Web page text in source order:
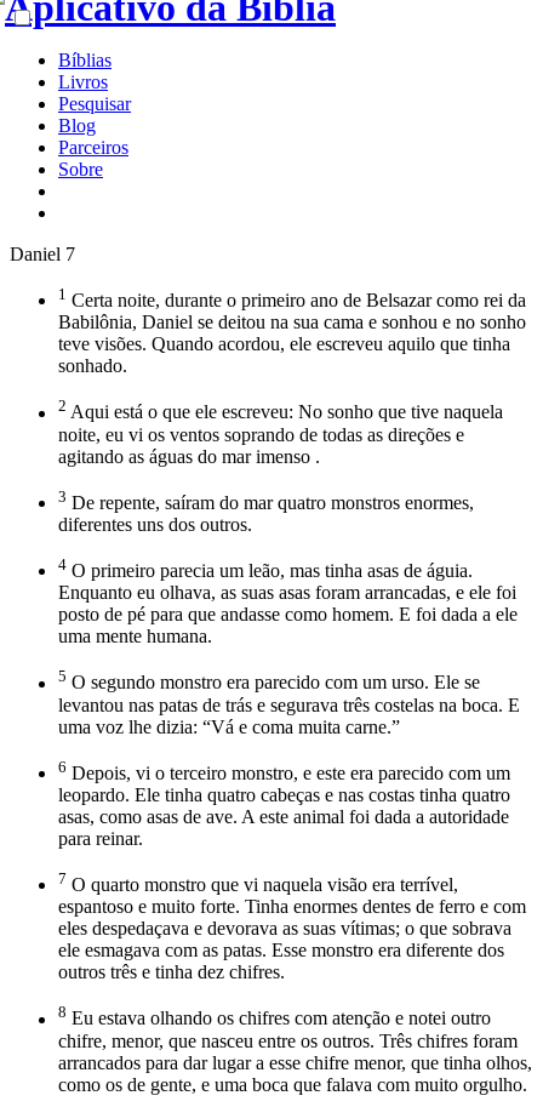
Bíblias
Livros
Pesquisar
Blog
Parceiros
Sobre
Daniel 7
1 Certa noite, durante o primeiro ano de Belsazar como rei da
Babilônia, Daniel se deitou na sua cama e sonhou e no sonho
teve visões. Quando acordou, ele escreveu aquilo que tinha
sonhado.
2 Aqui está o que ele escreveu: No sonho que tive naquela
noite, eu vi os ventos soprando de todas as direções e
agitando as águas do mar imenso .
3 De repente, saíram do mar quatro monstros enormes,
diferentes uns dos outros.
4 O primeiro parecia um leão, mas tinha asas de águia.
Enquanto eu olhava, as suas asas foram arrancadas, e ele foi
posto de pé para que andasse como homem. E foi dada a ele
uma mente humana.
5 O segundo monstro era parecido com um urso. Ele se
levantou nas patas de trás e segurava três costelas na boca. E
uma voz lhe dizia: “Vá e coma muita carne.”
6 Depois, vi o terceiro monstro, e este era parecido com um
leopardo. Ele tinha quatro cabeças e nas costas tinha quatro
asas, como asas de ave. A este animal foi dada a autoridade
para reinar.
7 O quarto monstro que vi naquela visão era terrível,
espantoso e muito forte. Tinha enormes dentes de ferro e com
eles despedaçava e devorava as suas vítimas; o que sobrava
ele esmagava com as patas. Esse monstro era diferente dos
outros três e tinha dez chifres.
8 Eu estava olhando os chifres com atenção e notei outro
chifre, menor, que nasceu entre os outros. Três chifres foram
arrancados para dar lugar a esse chifre menor, que tinha olhos,
como os de gente, e uma boca que falava com muito orgulho.